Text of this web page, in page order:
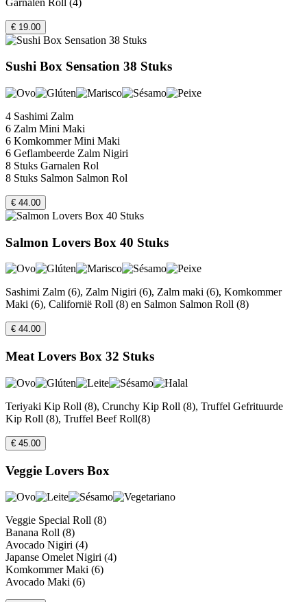
€ 19.00
Sushi Box Sensation 38 Stuks
4 Sashimi Zalm
6 Zalm Mini Maki
6 Komkommer Mini Maki
6 Geflambeerde Zalm Nigiri
8 Stuks Garnalen Rol
8 Stuks Salmon Salmon Rol
€ 44.00
Salmon Lovers Box 40 Stuks
Sashimi Zalm (6), Zalm Nigiri (6), Zalm maki (6), Komkommer
Maki (6), Californië Roll (8) en Salmon Salmon Roll (8)
€ 44.00
Meat Lovers Box 32 Stuks
Teriyaki Kip Roll (8), Crunchy Kip Roll (8), Truffel Gefrituurde
Kip Roll (8), Truffel Beef Roll(8)
€ 45.00
Veggie Lovers Box
Veggie Special Roll (8)
Banana Roll (8)
Avocado Nigiri (4)
Japanse Omelet Nigiri (4)
Komkommer Maki (6)
Avocado Maki (6)